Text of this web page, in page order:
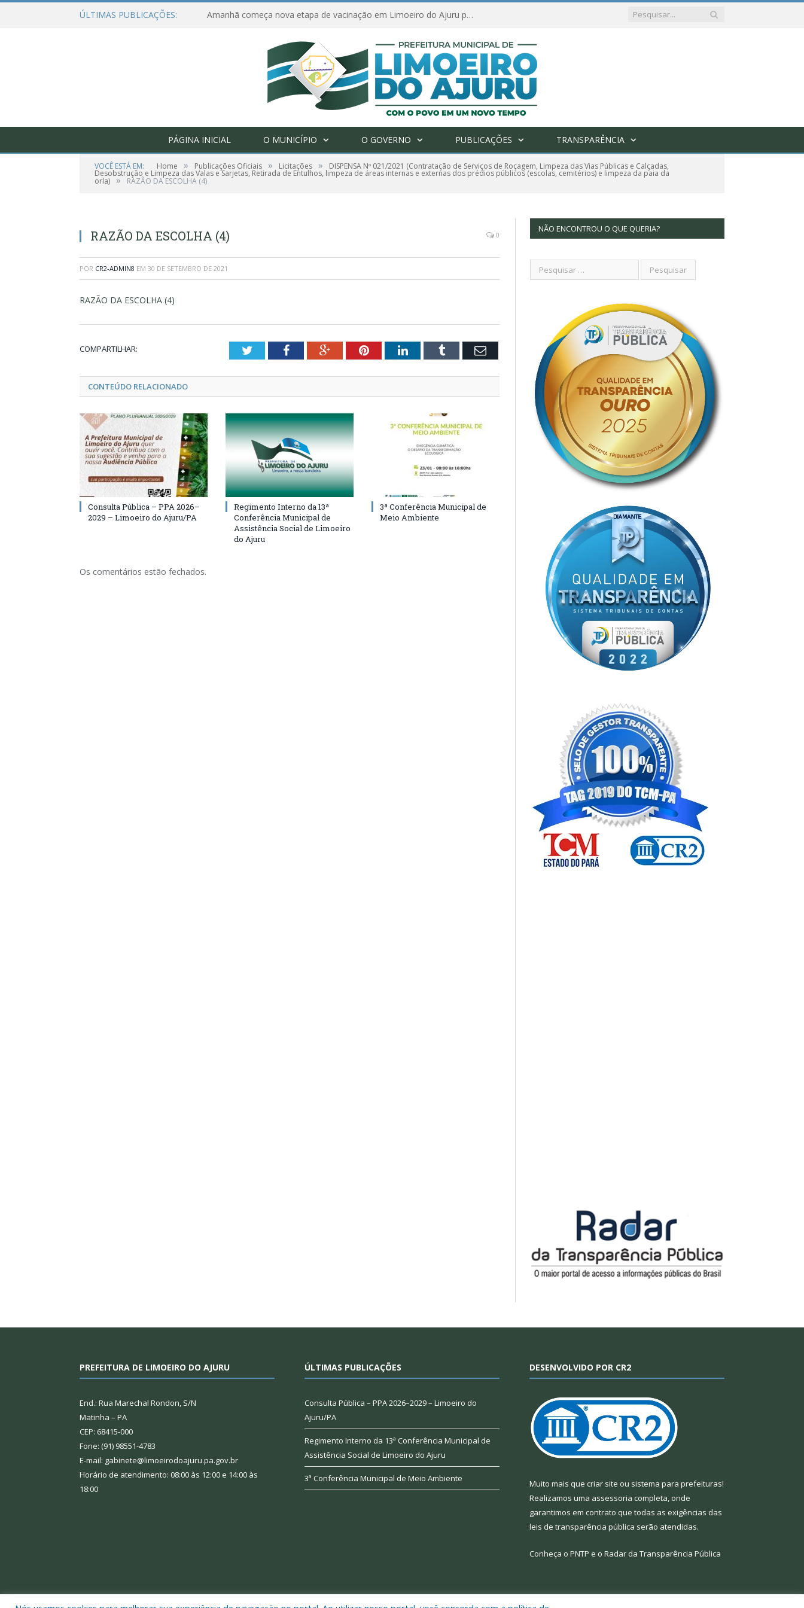
ÚLTIMAS PUBLICAÇÕES: Amanhã começa nova etapa de vacinação em Limoeiro do Ajuru para idosos com 65 ou mais
PÁGINA INICIAL O MUNICÍPIO O GOVERNO PUBLICAÇÕES TRANSPARÊNCIA
VOCÊ ESTÁ EM: Home » Publicações Oficiais » Licitações » DISPENSA Nº 021/2021 (Contratação de Serviços de Roçagem, Limpeza das Vias Públicas e Calçadas,
Desobstrução e Limpeza das Valas e Sarjetas, Retirada de Entulhos, limpeza de áreas internas e externas dos prédios públicos (escolas, cemitérios) e limpeza da paia da
orla) » RAZÃO DA ESCOLHA (4)
RAZÃO DA ESCOLHA (4) 0
POR CR2-ADMIN8 EM 30 DE SETEMBRO DE 2021
RAZÃO DA ESCOLHA (4)
COMPARTILHAR: TwitterFacebookGoogle+PinterestLinkedInTumblr Email
CONTEÚDO RELACIONADO
Consulta Pública – PPA 2026–
2029 – Limoeiro do Ajuru/PA
Regimento Interno da 13ª
Conferência Municipal de
Assistência Social de Limoeiro
do Ajuru
3ª Conferência Municipal de
Meio Ambiente
Os comentários estão fechados.
NÃO ENCONTROU O QUE QUERIA?
PREFEITURA DE LIMOEIRO DO AJURU
End.: Rua Marechal Rondon, S/N
Matinha – PA
CEP: 68415-000
Fone: (91) 98551-4783
E-mail: gabinete@limoeirodoajuru.pa.gov.br
Horário de atendimento: 08:00 às 12:00 e 14:00 às
18:00
ÚLTIMAS PUBLICAÇÕES
Consulta Pública – PPA 2026–2029 – Limoeiro do
Ajuru/PA
Regimento Interno da 13ª Conferência Municipal de
Assistência Social de Limoeiro do Ajuru
3ª Conferência Municipal de Meio Ambiente
DESENVOLVIDO POR CR2
Muito mais que criar site ou sistema para prefeituras!
Realizamos uma assessoria completa, onde
garantimos em contrato que todas as exigências das
leis de transparência pública serão atendidas.
Conheça o PNTP e o Radar da Transparência Pública